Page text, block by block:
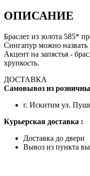
ОПИСАНИЕ
Браслет из золота 585*
Сингапур можно назвать
Акцент на запястья -
хрупкость.
ДОСТАВКА
Самовывоз из
г. Искитим ул.
Курьерская доставка :
Доставка до двери
Вывоз из пункта